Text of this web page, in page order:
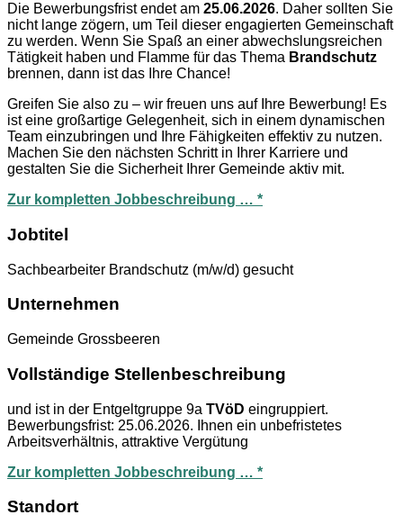
Die Bewerbungsfrist endet am 25.06.2026. Daher sollten Sie
nicht lange zögern, um Teil dieser engagierten Gemeinschaft
zu werden. Wenn Sie Spaß an einer abwechslungsreichen
Tätigkeit haben und Flamme für das Thema Brandschutz
brennen, dann ist das Ihre Chance!
Greifen Sie also zu – wir freuen uns auf Ihre Bewerbung! Es
ist eine großartige Gelegenheit, sich in einem dynamischen
Team einzubringen und Ihre Fähigkeiten effektiv zu nutzen.
Machen Sie den nächsten Schritt in Ihrer Karriere und
gestalten Sie die Sicherheit Ihrer Gemeinde aktiv mit.
Zur kompletten Jobbeschreibung … *
Jobtitel
Sachbearbeiter Brandschutz (m/w/d) gesucht
Unternehmen
Gemeinde Grossbeeren
Vollständige Stellenbeschreibung
und ist in der Entgeltgruppe 9a TVöD eingruppiert.
Bewerbungsfrist: 25.06.2026. Ihnen ein unbefristetes
Arbeitsverhältnis, attraktive Vergütung
Zur kompletten Jobbeschreibung … *
Standort